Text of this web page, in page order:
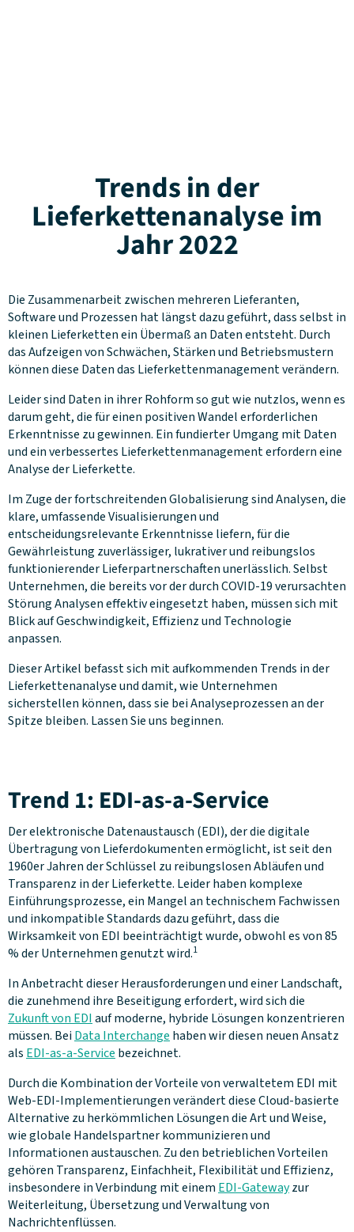
Trends in der
Lieferkettenanalyse im
Jahr 2022
Die Zusammenarbeit zwischen mehreren Lieferanten,
Software und Prozessen hat längst dazu geführt, dass selbst in
kleinen Lieferketten ein Übermaß an Daten entsteht. Durch
das Aufzeigen von Schwächen, Stärken und Betriebsmustern
können diese Daten das Lieferkettenmanagement verändern.
Leider sind Daten in ihrer Rohform so gut wie nutzlos, wenn es
darum geht, die für einen positiven Wandel erforderlichen
Erkenntnisse zu gewinnen. Ein fundierter Umgang mit Daten
und ein verbessertes Lieferkettenmanagement erfordern eine
Analyse der Lieferkette.
Im Zuge der fortschreitenden Globalisierung sind Analysen, die
klare, umfassende Visualisierungen und
entscheidungsrelevante Erkenntnisse liefern, für die
Gewährleistung zuverlässiger, lukrativer und reibungslos
funktionierender Lieferpartnerschaften unerlässlich. Selbst
Unternehmen, die bereits vor der durch COVID-19 verursachten
Störung Analysen effektiv eingesetzt haben, müssen sich mit
Blick auf Geschwindigkeit, Effizienz und Technologie
anpassen.
Dieser Artikel befasst sich mit aufkommenden Trends in der
Lieferkettenanalyse und damit, wie Unternehmen
sicherstellen können, dass sie bei Analyseprozessen an der
Spitze bleiben. Lassen Sie uns beginnen.
Trend 1: EDI-as-a-Service
Der elektronische Datenaustausch (EDI), der die digitale
Übertragung von Lieferdokumenten ermöglicht, ist seit den
1960er Jahren der Schlüssel zu reibungslosen Abläufen und
Transparenz in der Lieferkette. Leider haben komplexe
Einführungsprozesse, ein Mangel an technischem Fachwissen
und inkompatible Standards dazu geführt, dass die
Wirksamkeit von EDI beeinträchtigt wurde, obwohl es von 85
% der Unternehmen genutzt wird.1
In Anbetracht dieser Herausforderungen und einer Landschaft,
die zunehmend ihre Beseitigung erfordert, wird sich die
Zukunft von EDIauf moderne, hybride Lösungen konzentrieren
müssen. BeiData Interchange haben wir diesen neuen Ansatz
als EDI-as-a-Service bezeichnet.
Durch die Kombination der Vorteile von verwaltetem EDI mit
Web-EDI-Implementierungen verändert diese Cloud-basierte
Alternative zu herkömmlichen Lösungen die Art und Weise,
wie globale Handelspartner kommunizieren und
Informationen austauschen. Zu den betrieblichen Vorteilen
gehören Transparenz, Einfachheit, Flexibilität und Effizienz,
insbesondere in Verbindung mit einem EDI-Gatewayzur
Weiterleitung, Übersetzung und Verwaltung von
Nachrichtenflüssen.